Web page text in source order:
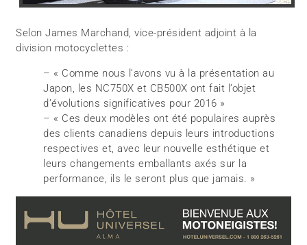
Selon James Marchand, vice-président adjoint à la
division motocyclettes :
– « Comme nous l’avons vu à la présentation au
Japon, les NC750X et CB500X ont fait l’objet
d’évolutions significatives pour 2016 »
– « Ces deux modèles ont été populaires auprès
des clients canadiens depuis leurs introductions
respectives et, avec leur nouvelle esthétique et
leurs changements emballants axés sur la
performance, ils le seront plus que jamais. »